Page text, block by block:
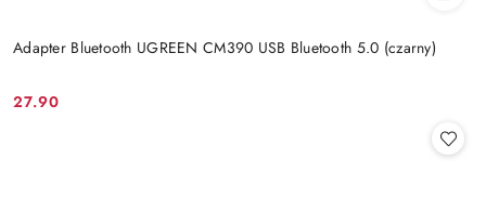
Adapter Bluetooth UGREEN CM390 USB Bluetooth 5.0 (czarny)
Cena:
27.90